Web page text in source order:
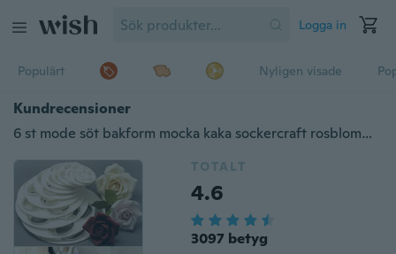
Logga in
Populärt Nyligen visade
Kundrecensioner
6 st mode söt bakform mocka kaka sockercraft rosblomma cookie mögel gummi klistra verktyg
TOTALT
4.6
3097 betyg